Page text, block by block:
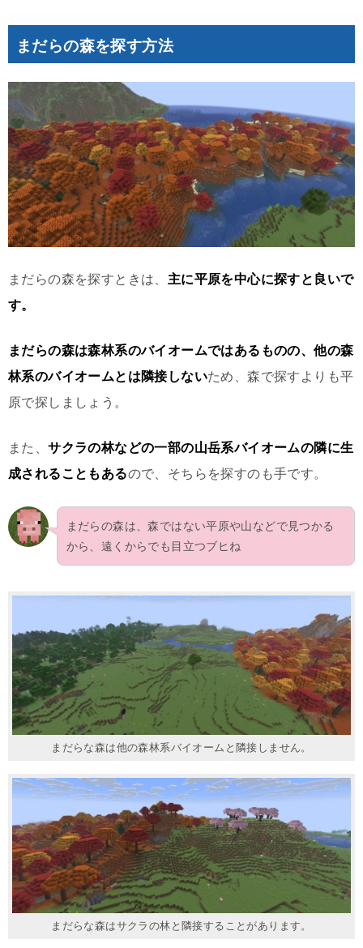
まだらの森を探す方法
まだらの森を探すときは、 主に平原を中心に探すと良いで
す。
まだらの森は森林系のバイオームではあるものの、他の森
林系のバイオームとは隣接しないため、森で探すよりも平
原で探しましょう。
また、サクラの林などの一部の山岳系バイオームの隣に生
成されることもあるので、そちらを探すのも手です。
まだらの森は、森ではない平原や山などで見つかる
から、遠くからでも目立つブヒね
まだらな森は他の森林系バイオームと隣接しません。
まだらな森はサクラの林と隣接することがあります。